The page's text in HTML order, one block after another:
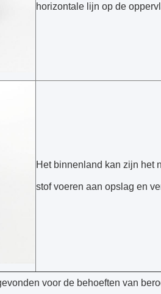
horizontale lijn op de
Het binnenland kan zijn het
stof voeren aan opslag en
voor de behoeften van